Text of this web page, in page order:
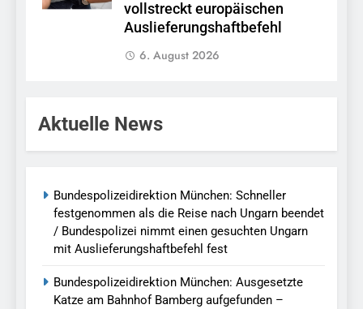
vollstreckt europäischen
Auslieferungshaftbefehl
6. August 2026
Aktuelle News
Bundespolizeidirektion München: Schneller
festgenommen als die Reise nach Ungarn beendet
/ Bundespolizei nimmt einen gesuchten Ungarn
mit Auslieferungshaftbefehl fest
Bundespolizeidirektion München: Ausgesetzte
Katze am Bahnhof Bamberg aufgefunden –